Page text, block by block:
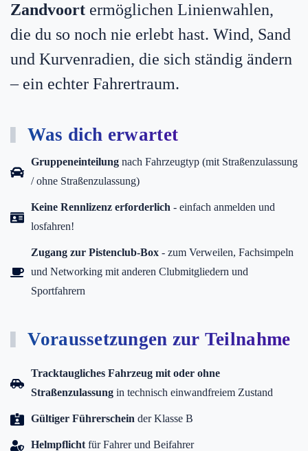
Zandvoort ermöglichen Linienwahlen,
die du so noch nie erlebt hast. Wind, Sand
und Kurvenradien, die sich ständig ändern
– ein echter Fahrertraum.
Was dich erwartet
Gruppeneinteilung nach Fahrzeugtyp (mit Straßenzulassung
/ ohne Straßenzulassung)
Keine Rennlizenz erforderlich - einfach anmelden und
losfahren!
Zugang zur Pistenclub-Box - zum Verweilen, Fachsimpeln
und Networking mit anderen Clubmitgliedern und
Sportfahrern
Voraussetzungen zur Teilnahme
Tracktaugliches Fahrzeug mit oder ohne
Straßenzulassung in technisch einwandfreiem Zustand
Gültiger Führerschein der Klasse B
Helmpflicht für Fahrer und Beifahrer